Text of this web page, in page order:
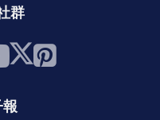
群